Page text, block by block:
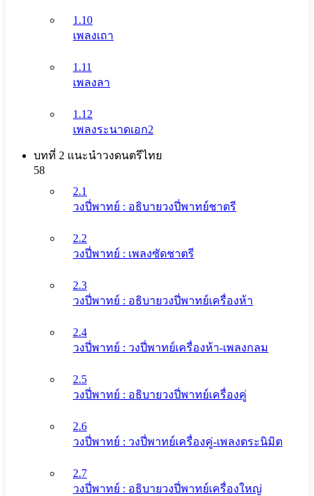
1.10
เพลงเถา
1.11
เพลงลา
1.12
เพลงระนาดเอก2
บทที่ 2 แนะนําวงดนตรีไทย
58
2.1
วงปี่พาทย์ : อธิบายวงปี่พาทย์ชาตรี
2.2
วงปี่พาทย์ : เพลงซัดชาตรี
2.3
วงปี่พาทย์ : อธิบายวงปี่พาทย์เครื่องห้า
2.4
วงปี่พาทย์ : วงปี่พาทย์เครื่องห้า-เพลงกลม
2.5
วงปี่พาทย์ : อธิบายวงปี่พาทย์เครื่องคู่
2.6
วงปี่พาทย์ : วงปี่พาทย์เครื่องคู่-เพลงตระนิมิต
2.7
วงปี่พาทย์ : อธิบายวงปี่พาทย์เครื่องใหญ่